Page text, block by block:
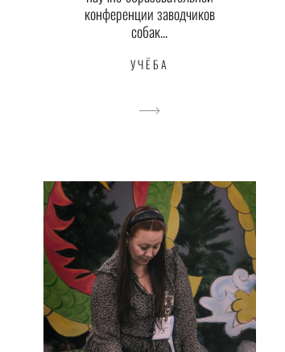
конференции заводчиков
собак...
УЧЁБА